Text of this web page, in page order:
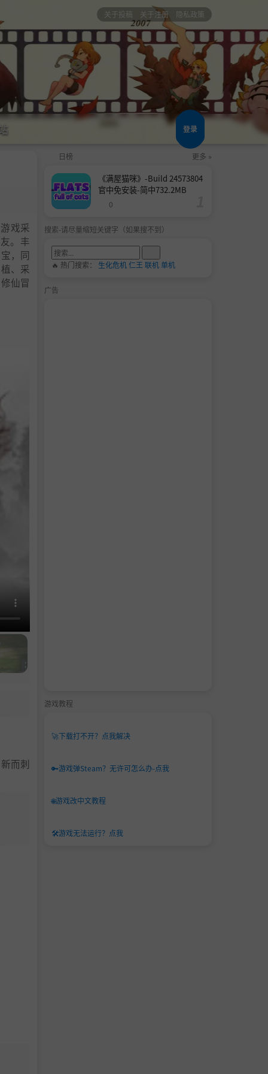
关于投稿 关于注册 隐私政策
登录
戏采
。丰
，同
、采
仙冒
而刺
日榜 更多 »
《满屋猫咪》-Build 24573804
官中免安装-简中732.2MB
0
搜索-请尽量缩短关键字（如果搜不到）
🔥 热门搜索： 生化危机仁王 联机单机
广告
游戏教程
🚀下载打不开？点我解决
🔑游戏弹Steam？无许可怎么办-点我
🌐游戏改中文教程
🛠️游戏无法运行？点我